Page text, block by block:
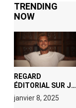
TRENDING
NOW
REGARD
ÉDITORIAL SUR JE
M’APPELLE TIM
(NETFLIX) : AVICII,
janvier 8, 2025